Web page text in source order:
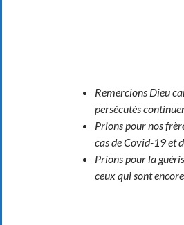
Remercions Dieu
persécutés
Prions pour nos
cas de Covid-19 et
Prions pour la
ceux qui sont